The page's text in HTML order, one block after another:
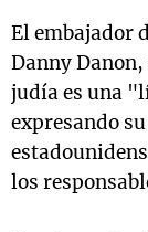
El embajador
Danny
judía es una
expresando
los